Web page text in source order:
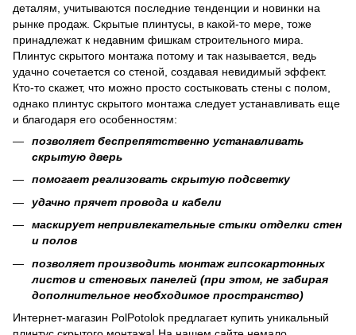
деталям, учитываются последние тенденции и новинки на
рынке продаж. Скрытые плинтусы, в какой-то мере, тоже
принадлежат к недавним фишкам строительного мира.
Плинтус скрытого монтажа потому и так называется, ведь
удачно сочетается со стеной, создавая невидимый эффект.
Кто-то скажет, что можно просто состыковать стены с полом,
однако плинтус скрытого монтажа следует устанавливать еще
и благодаря его особенностям:
позволяет беспрепятственно устанавливать
скрытую дверь
помогает реализовать скрытую подсветку
удачно прячет провода и кабели
маскирует непривлекательные стыки отделки стен
и полов
позволяет производить монтаж гипсокартонных
листов и стеновых панелей (при этом, не забирая
дополнительное необходимое пространство)
Интернет-магазин PolPotolok предлагает купить уникальный